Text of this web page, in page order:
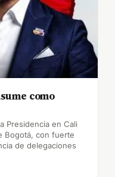
como
Presidencia en Cali
Bogotá, con fuerte
de delegaciones